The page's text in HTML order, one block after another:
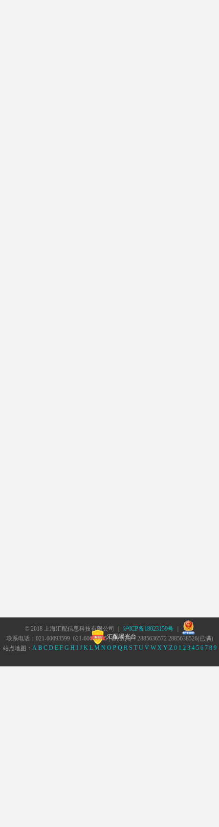
© 2018 上海汇配信息科技有限公司 ｜ 沪ICP备18023159号｜
汇配曝光台
联系电话：021-60693599 021-60693555 | 客服QQ：2885636572 2885638526(已满)
站点地图： A B C D E F G H I J K L M N O P Q R S T U V W X Y Z 0 1 2 3 4 5 6 7 8 9